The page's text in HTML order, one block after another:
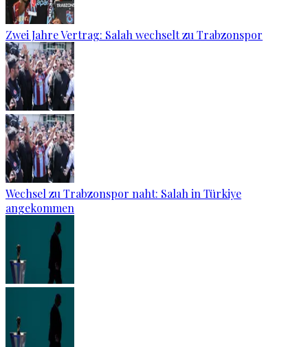
Zwei Jahre Vertrag: Salah wechselt zu Trabzonspor
Wechsel zu Trabzonspor naht: Salah in Türkiye
angekommen